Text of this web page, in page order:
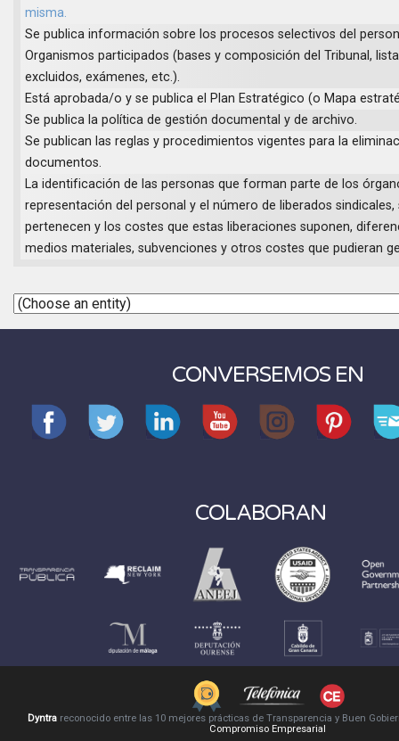
misma.
Se publica información sobre los procesos selectivos del
Organismos participados (bases y composición del Tribunal,
excluidos, exámenes, etc.).
Está aprobada/o y se publica el Plan Estratégico (o Mapa
Se publica la política de gestión documental y de archivo.
Se publican las reglas y procedimientos vigentes para la
documentos.
La identificación de las personas que forman parte de los
representación del personal y el número de liberados
pertenecen y los costes que estas liberaciones suponen,
medios materiales, subvenciones y otros costes que pudieran
CONVERSEMOS EN
COLABORAN
Dyntrareconocido entre las 10 mejores prácticas de Transparencia y Buen
Compromiso Empresarial